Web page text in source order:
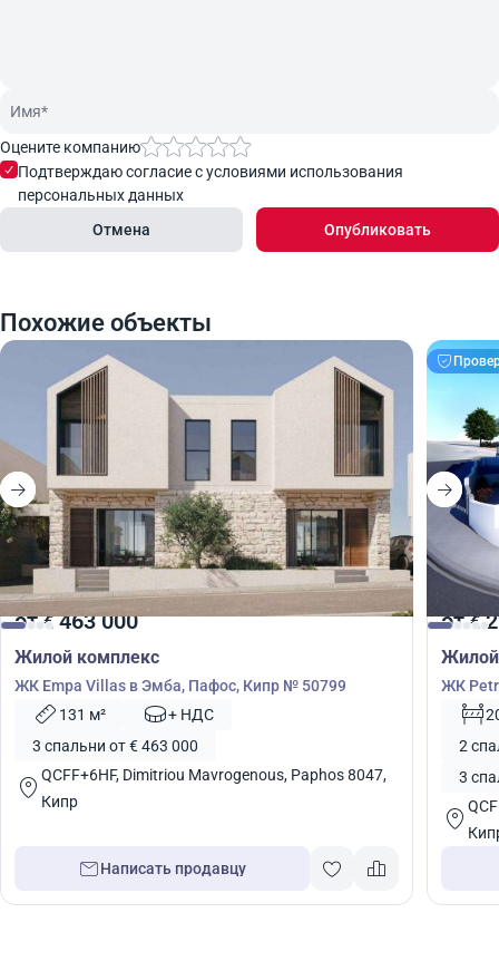
Оцените компанию
Подтверждаю согласие с условиями использования
персональных данных
Отмена
Опубликовать
Похожие объекты
от€463 000
Жилой комплекс
ЖК Empa Villas в Эмба, Пафос, Кипр № 50799
131 м²
+ НДС
3 спальни от € 463 000
QCFF+6HF, Dimitriou Mavrogenous, Paphos 8047,
Кипр
Написать продавцу
от€
ЖК
2
3